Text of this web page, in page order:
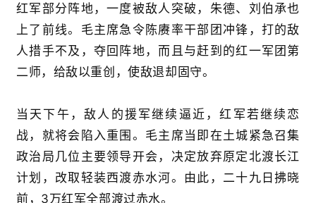
红军部分阵地，一度被敌人突破，朱德、刘伯承也
上了前线。毛主席急令陈赓率干部团冲锋，打的敌
人措手不及，夺回阵地，而且与赶到的红一军团第
二师，给敌以重创，使敌退却固守。
当天下午，敌人的援军继续逼近，红军若继续恋
战，就将会陷入重围。毛主席当即在土城紧急召集
政治局几位主要领导开会，决定放弃原定北渡长江
计划，改取轻装西渡赤水河。由此，二十九日拂晓
前，3万红军全部渡过赤水。